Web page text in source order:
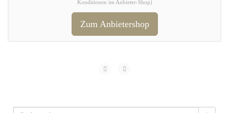
Konditionen im Anbieter-Shop)
Zum Anbietershop